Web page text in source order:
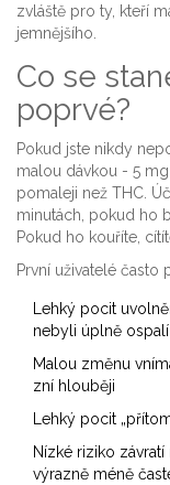
zvláště pro ty, kteří
jemnějšího.
Co se
poprvé?
Pokud jste nikdy
malou dávkou - 5
pomaleji než THC.
minutách, pokud ho
Pokud ho kouříte,
První uživatelé často
Lehký pocit
nebyli úplně ospalí
Malou změnu
zní hlouběji
Lehký pocit
Nízké riziko
výrazně méně